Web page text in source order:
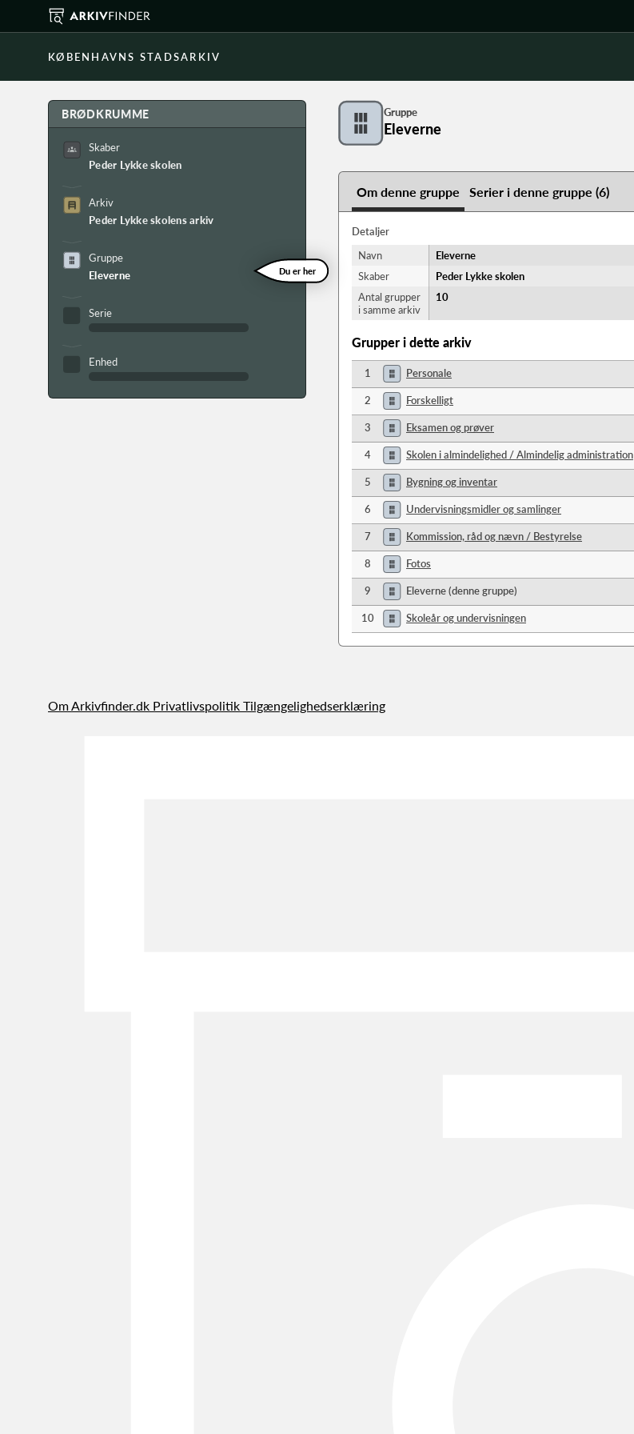
KØBENHAVNS STADSARKIV
BRØDKRUMME
Skaber
Peder Lykke skolen
Arkiv
Peder Lykke skolens arkiv
Gruppe
Eleverne
Du er her
Serie
Enhed
Gruppe
Eleverne
Om denne gruppe Serier i denne gruppe (6)
Detaljer
Navn
Eleverne
Skaber
Peder Lykke skolen
Antal grupper
i samme arkiv
10
Grupper i dette arkiv
1 Personale
2 Forskelligt
3 Eksamen og prøver
4 Skolen i almindelighed / Almindelig administration
5 Bygning og inventar
6 Undervisningsmidler og samlinger
7 Kommission, råd og nævn / Bestyrelse
8 Fotos
9 Eleverne (denne gruppe)
10 Skoleår og undervisningen
Om Arkivfinder.dk Privatlivspolitik Tilgængelighedserklæring